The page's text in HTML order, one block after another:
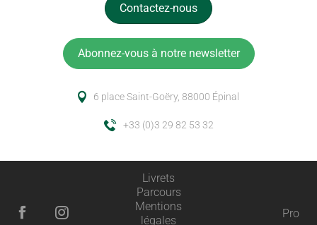
Contactez-nous
Abonnez-vous à notre newsletter
6 place Saint-Goëry, 88000 Épinal
+33 (0)3 29 82 53 32
Livrets
Parcours
Mentions
légales
Pro